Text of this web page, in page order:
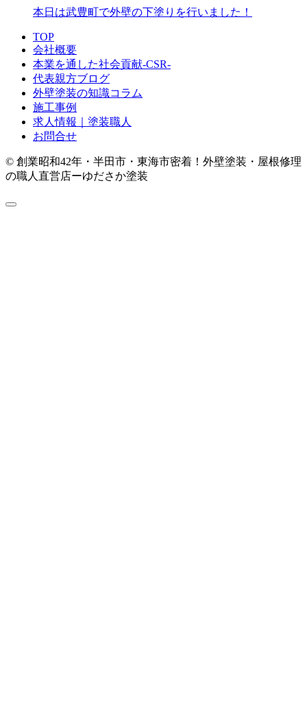
本日は武豊町で外壁の下塗りを行いました！
TOP
会社概要
本業を通した社会貢献-CSR-
代表親方ブログ
外壁塗装の知識コラム
施工事例
求人情報｜塗装職人
お問合せ
© 創業昭和42年・半田市・東海市密着！外壁塗装・屋根修理
の職人直営店ーゆださか塗装